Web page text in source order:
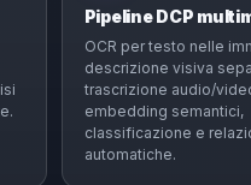
Pipeline DCP
OCR per testo nelle
descrizione visiva
trascrizione audio/
embedding semantici,
classificazione e
automatiche.